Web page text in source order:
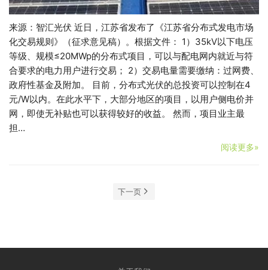
来源：智汇光伏 近日，江苏省发布了《江苏省分布式发电市场
化交易规则》（征求意见稿）。根据文件： 1）35kV以下电压
等级、规模≤20MWp的分布式项目，可以与配电网内就近与符
合要求的电力用户进行交易； 2）交易电量需要缴纳：过网费、
政府性基金及附加。 目前，分布式光伏的总投资可以控制在4
元/W以内。在此水平下，大部分地区的项目，以用户侧电价并
网，即使无补贴也可以获得较好的收益。 然而，项目业主最
担…
阅读更多»
下一页